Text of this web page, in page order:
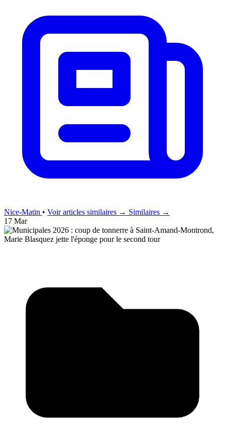
Nice-Matin • Voir articles similaires → Similaires →
17 Mar